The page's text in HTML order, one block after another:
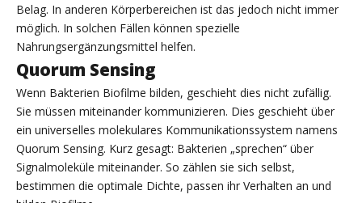
Belag. In anderen Körperbereichen ist das jedoch nicht immer
möglich. In solchen Fällen können spezielle
Nahrungsergänzungsmittel helfen.
Quorum Sensing
Wenn Bakterien Biofilme bilden, geschieht dies nicht zufällig.
Sie müssen miteinander kommunizieren. Dies geschieht über
ein universelles molekulares Kommunikationssystem namens
Quorum Sensing. Kurz gesagt: Bakterien „sprechen“ über
Signalmoleküle miteinander. So zählen sie sich selbst,
bestimmen die optimale Dichte, passen ihr Verhalten an und